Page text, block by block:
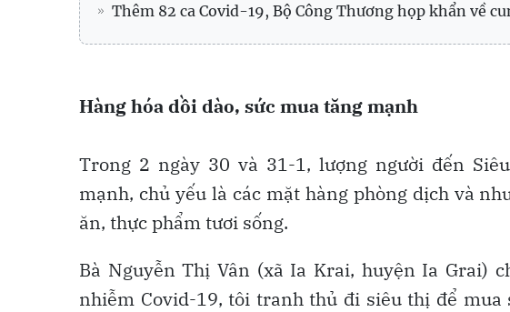
Thêm 82 ca Covid-19, Bộ Công Thương họp khẩn về
Hàng hóa dồi dào, sức mua tăng mạnh
Trong 2 ngày 30 và 31-1, lượng người đến
mạnh, chủ yếu là các mặt hàng phòng dịch và
ăn, thực phẩm tươi sống.
Bà Nguyễn Thị Vân (xã Ia Krai, huyện Ia Grai)
nhiễm Covid-19, tôi tranh thủ đi siêu thị để